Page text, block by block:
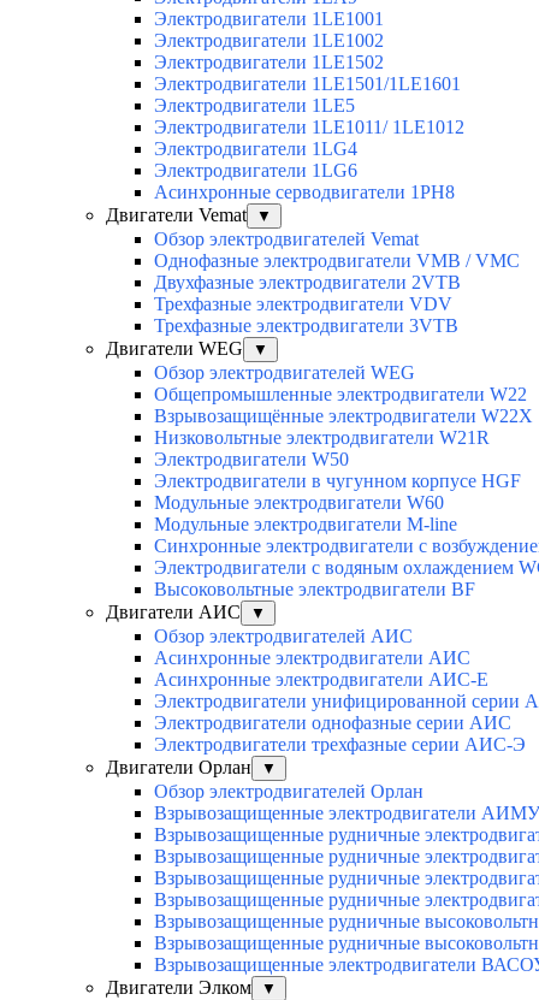
Электродвигатели 1LE1001
Электродвигатели 1LE1002
Электродвигатели 1LE1502
Электродвигатели 1LE1501/1LE1601
Электродвигатели 1LE5
Электродвигатели 1LE1011/ 1LE1012
Электродвигатели 1LG4
Электродвигатели 1LG6
Асинхронные серводвигатели 1PH8
Двигатели Vemat
▼
Обзор электродвигателей Vemat
Однофазные электродвигатели VMB / VMC
Двухфазные электродвигатели 2VTB
Трехфазные электродвигатели VDV
Трехфазные электродвигатели 3VTB
Двигатели WEG
▼
Обзор электродвигателей WEG
Общепромышленные электродвигатели W22
Взрывозащищённые электродвигатели W22X
Низковольтные электродвигатели W21R
Электродвигатели W50
Электродвигатели в чугунном корпусе HGF
Модульные электродвигатели W60
Модульные электродвигатели M-line
Синхронные электродвигатели с
Электродвигатели с водяным охлаждением
Высоковольтные электродвигатели BF
Двигатели АИС
▼
Обзор электродвигателей АИС
Асинхронные электродвигатели АИС
Асинхронные электродвигатели АИС-Е
Электродвигатели унифицированной серии
Электродвигатели однофазные серии АИС
Электродвигатели трехфазные серии АИС-Э
Двигатели Орлан
▼
Обзор электродвигателей Орлан
Взрывозащищенные электродвигатели
Взрывозащищенные рудничные
Взрывозащищенные рудничные
Взрывозащищенные рудничные
Взрывозащищенные рудничные
Взрывозащищенные рудничные
Взрывозащищенные рудничные
Взрывозащищенные электродвигатели
Двигатели Элком
▼